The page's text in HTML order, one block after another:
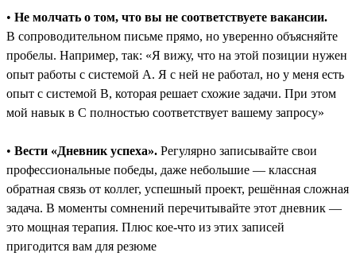
• Не молчать о том, что вы не соответствуете вакансии.
В сопроводительном письме прямо, но уверенно объясняйте
пробелы. Например, так: «Я вижу, что на этой позиции нужен
опыт работы с системой A. Я с ней не работал, но у меня есть
опыт с системой B, которая решает схожие задачи. При этом
мой навык в C полностью соответствует вашему запросу»
• Вести «Дневник успеха». Регулярно записывайте свои
профессиональные победы, даже небольшие ― классная
обратная связь от коллег, успешный проект, решённая сложная
задача. В моменты сомнений перечитывайте этот дневник —
это мощная терапия. Плюс кое-что из этих записей
пригодится вам для резюме